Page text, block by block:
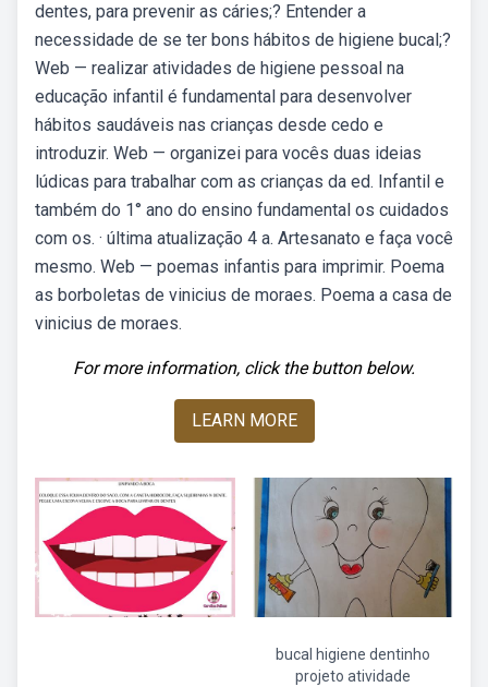
dentes, para prevenir as cáries;? Entender a
necessidade de se ter bons hábitos de higiene bucal;?
Web — realizar atividades de higiene pessoal na
educação infantil é fundamental para desenvolver
hábitos saudáveis nas crianças desde cedo e
introduzir. Web — organizei para vocês duas ideias
lúdicas para trabalhar com as crianças da ed. Infantil e
também do 1° ano do ensino fundamental os cuidados
com os. · última atualização 4 a. Artesanato e faça você
mesmo. Web — poemas infantis para imprimir. Poema
as borboletas de vinicius de moraes. Poema a casa de
vinicius de moraes.
For more information, click the button below.
LEARN MORE
bucal higiene dentinho
projeto atividade